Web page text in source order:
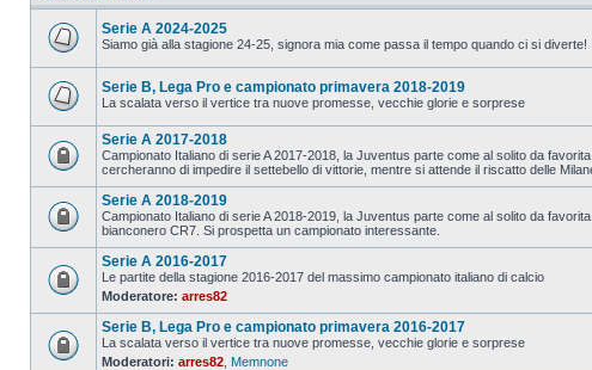
Serie A 2024-2025
Siamo già alla stagione 24-25, signora mia come passa il tempo quando ci si diverte!
Serie B, Lega Pro e campionato primavera 2018-2019
La scalata verso il vertice tra nuove promesse, vecchie glorie e sorprese
Serie A 2017-2018
Campionato Italiano di serie A 2017-2018, la Juventus parte come al solito da
cercheranno di impedire il settebello di vittorie, mentre si attende il riscatto delle
Serie A 2018-2019
Campionato Italiano di serie A 2018-2019, la Juventus parte come al solito da
bianconero CR7. Si prospetta un campionato interessante.
Serie A 2016-2017
Le partite della stagione 2016-2017 del massimo campionato italiano di calcio
Moderatore: arres82
Serie B, Lega Pro e campionato primavera 2016-2017
La scalata verso il vertice tra nuove promesse, vecchie glorie e sorprese
Moderatori: arres82 Memnone